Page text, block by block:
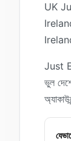
UK
Just
ভুল